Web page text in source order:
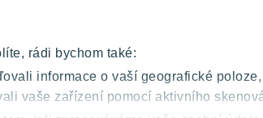
rádi bychom také:
informace o vaší geografické
vaše zařízení pomocí aktivního